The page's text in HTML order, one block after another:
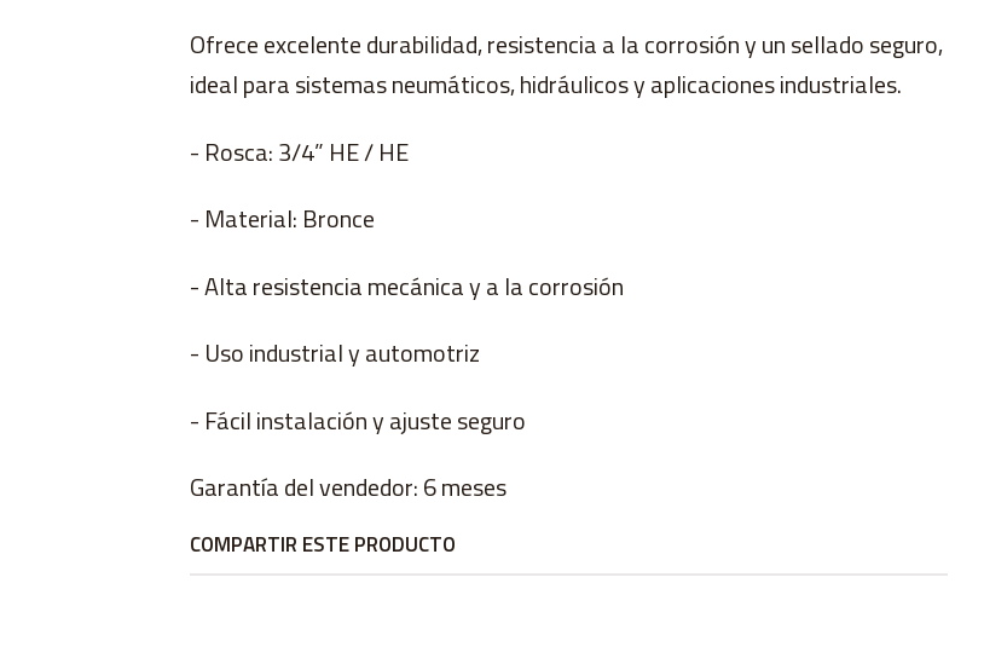
Ofrece excelente durabilidad, resistencia a la corrosión y un sellado seguro,
ideal para sistemas neumáticos, hidráulicos y aplicaciones industriales.
- Rosca: 3/4” HE / HE
- Material: Bronce
- Alta resistencia mecánica y a la corrosión
- Uso industrial y automotriz
- Fácil instalación y ajuste seguro
Garantía del vendedor: 6 meses
COMPARTIR ESTE PRODUCTO